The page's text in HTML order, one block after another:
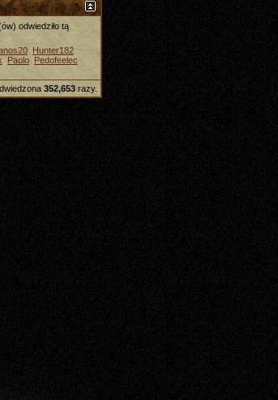
odwiedziło tą
Hunter182
Paolo Pedofeelec
352,653 razy.